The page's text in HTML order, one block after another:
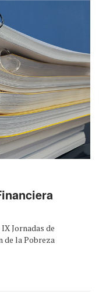
Jornadas de
de la Pobreza